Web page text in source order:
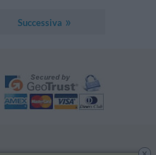
Successiva
x